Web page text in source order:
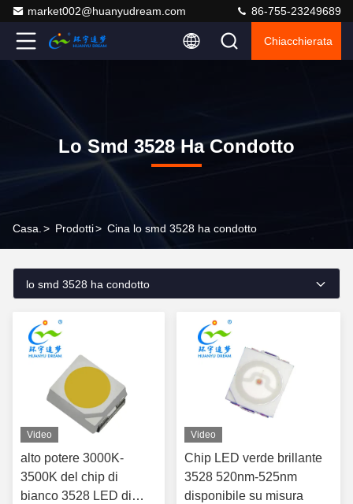
market002@huanyudream.com 86-755-23249689
Chiacchierata
Lo Smd 3528 Ha Condotto
Casa. > Prodotti> Cina lo smd 3528 ha condotto
lo smd 3528 ha condotto
Video
alto potere 3000K-
3500K del chip di
bianco 3528 LED di
Video
Chip LED verde brillante
3528 520nm-525nm
disponibile su misura